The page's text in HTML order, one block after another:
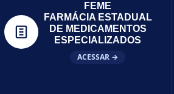
FEME
FARMÁCIA ESTADUAL
DE MEDICAMENTOS
ESPECIALIZADOS
ACESSAR →